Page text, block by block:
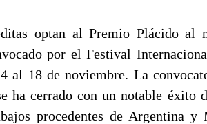
optan al Premio Plácido al
por el Festival
al 18 de noviembre. La
ha cerrado con un notable éxito
procedentes de Argentina y